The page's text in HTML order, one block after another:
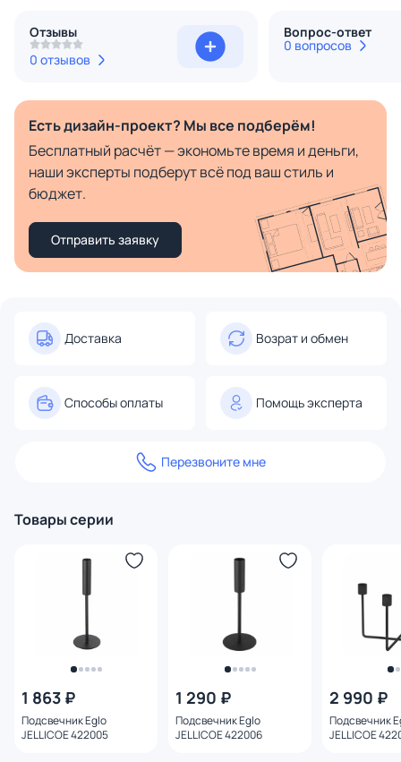
Отзывы
0 отзывов
Вопрос-ответ
0 вопросов
Есть дизайн-проект? Мы все подберём!
Бесплатный расчёт — экономьте время и деньги,
наши эксперты подберут всё под ваш стиль и
бюджет.
Отправить заявку
Доставка Возрат и обмен
Способы оплаты Помощь эксперта
Перезвоните мне
Товары серии
1 863 ₽
Подсвечник Eglo
JELLICOE 422005
1 290 ₽
Подсвечник Eglo
JELLICOE 422006
2 990 ₽
Подсвечник
JELLICOE